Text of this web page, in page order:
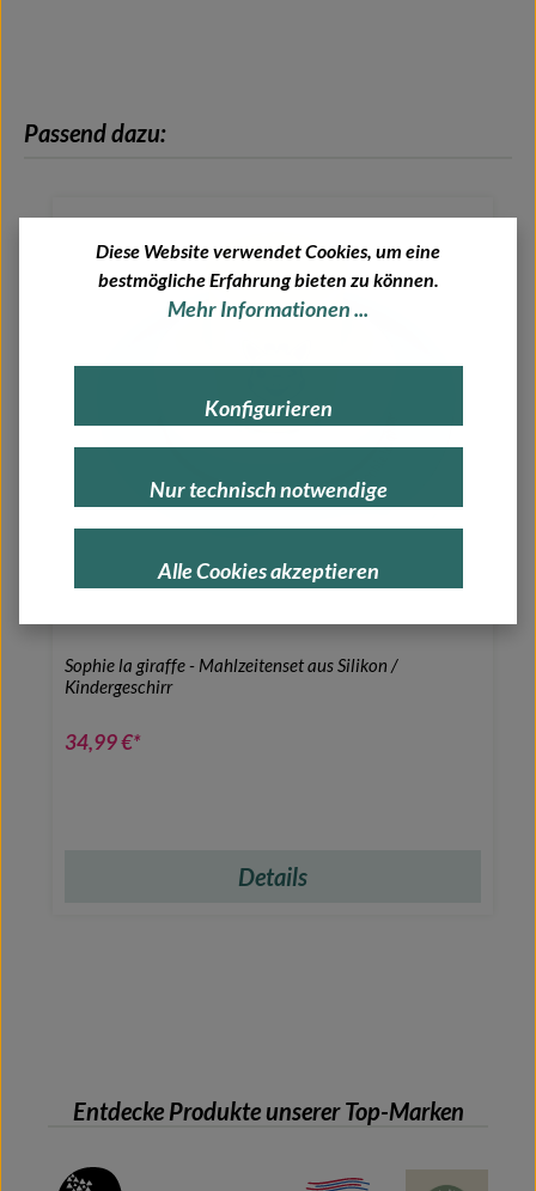
Produktgalerie überspringen
Passend dazu:
Sophie la giraffe - Mahlzeitenset aus Silikon /
Kindergeschirr
34,99 €*
Details
Entdecke Produkte unserer Top-Marken
Diese Website verwendet Cookies, um eine
bestmögliche Erfahrung bieten zu können.
Mehr Informationen ...
Alle Cookies akzeptieren
Konfigurieren
Nur technisch notwendige